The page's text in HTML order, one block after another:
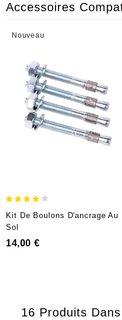
Accessoires
Nouveau
Kit De Boulons D'ancrage Au
Sol
Prix
14,00 €
16 Produits